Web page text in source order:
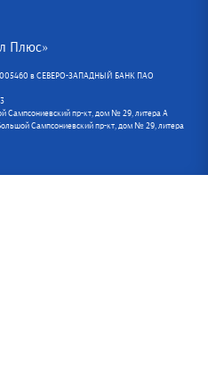
Плюс»
в СЕВЕРО-ЗАПАДНЫЙ БАНК ПАО
Сампсониевский пр-кт, дом № 29, литера А
Сампсониевский пр-кт, дом № 29, литера